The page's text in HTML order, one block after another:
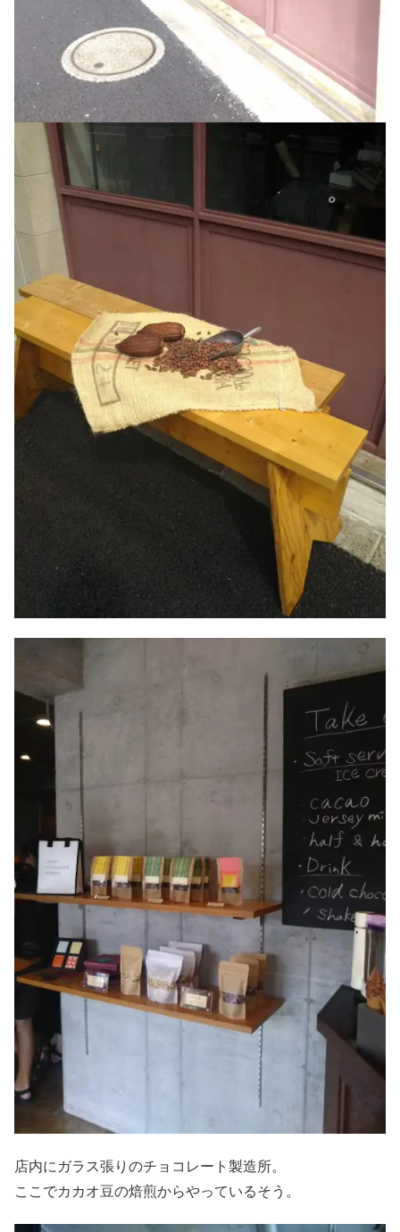
店内にガラス張りのチョコレート製造所。
ここでカカオ豆の焙煎からやっているそう。